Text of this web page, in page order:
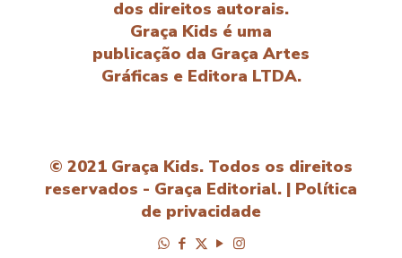
dos direitos autorais.
Graça Kids é uma
publicação da Graça Artes
Gráficas e Editora LTDA.
© 2021 Graça Kids. Todos os direitos
reservados - Graça Editorial. | Política
de privacidade